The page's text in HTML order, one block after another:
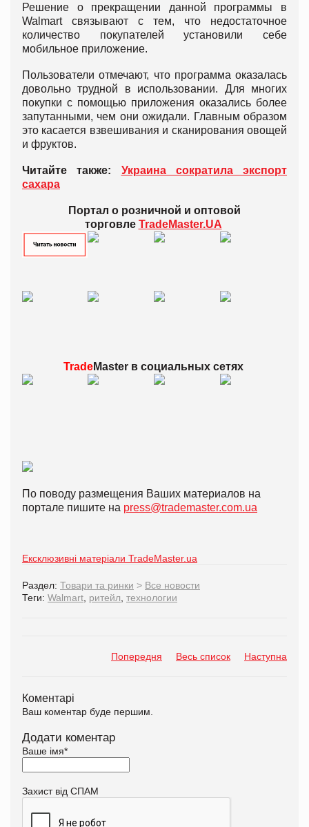
Решение о прекращении данной программы в
Walmart связывают с тем, что недостаточное
количество покупателей установили себе
мобильное приложение.
Пользователи отмечают, что программа оказалась
довольно трудной в использовании. Для многих
покупки с помощью приложения оказались более
запутанными, чем они ожидали. Главным образом
это касается взвешивания и сканирования овощей
и фруктов.
Читайте также: Украина сократила экспорт
сахара
Портал о розничной и оптовой
торговле TradeMaster.UA
TradeMaster всоциальных сетях
По поводу размещения Ваших материалов на
портале пишите на press@trademaster.com.ua
Ексклюзивні матеріали TradeMaster.ua
Раздел: Товари та ринки > Все новости
Теги: Walmart ритейл технологии
Попередня Весь список Наступна
Коментарі
Ваш коментар буде першим.
Додати коментар
Ваше імя*
Захист від СПАМ